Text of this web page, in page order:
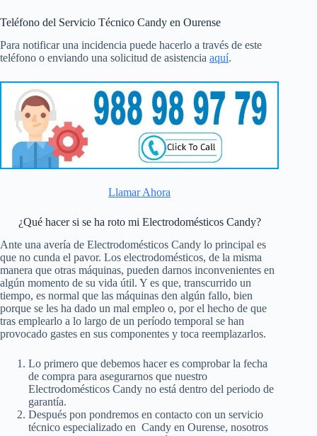
Teléfono del Servicio Técnico Candy en Ourense
Para notificar una incidencia puede hacerlo a través de este
teléfono o enviando una solicitud de asistencia aquí.
Llamar Ahora
¿Qué hacer si se ha roto mi Electrodomésticos Candy?
Ante una avería de Electrodomésticos Candy lo principal es
que no cunda el pavor. Los electrodomésticos, de la misma
manera que otras máquinas, pueden darnos inconvenientes en
algún momento de su vida útil. Y es que, transcurrido un
tiempo, es normal que las máquinas den algún fallo, bien
porque se les ha dado un mal empleo o, por el hecho de que
tras emplearlo a lo largo de un período temporal se han
provocado gastes en sus componentes y toca reemplazarlos.
Lo primero que debemos hacer es comprobar la fecha
de compra para asegurarnos que nuestro
Electrodomésticos Candy no está dentro del periodo de
garantía.
Después pon pondremos en contacto con un servicio
técnico especializado en Candy en Ourense, nosotros